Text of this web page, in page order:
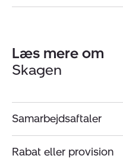
Læs mere om
Skagen
Samarbejdsaftaler
Rabat eller provision